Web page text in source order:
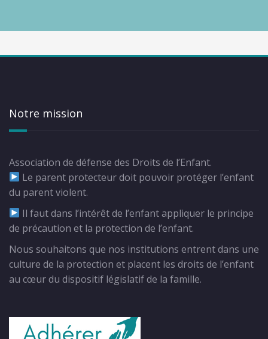
Notre mission
Association de défense des Droits de l’Enfant.
Le parent protecteur doit pouvoir protéger l’enfant
du parent violent.
Il faut dans l’intérêt de l’enfant appliquer le principe
de précaution et la protection de l’enfant.
Nous souhaitons que nos institutions entrent dans une
culture de la protection et placent les droits de l’enfant
au cœur du dispositif législatif de la famille.